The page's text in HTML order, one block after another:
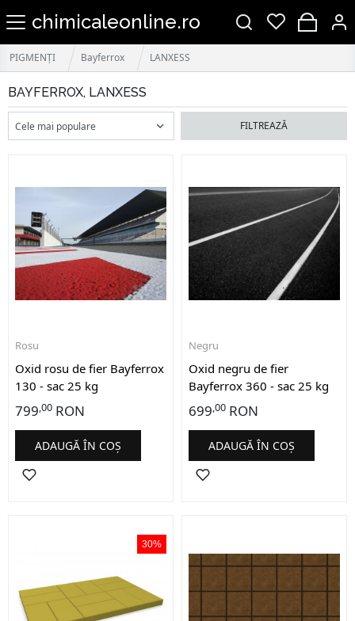
chimicaleonline.ro
PIGMENȚI Bayferrox LANXESS
BAYFERROX, LANXESS
FILTREAZĂ
Oxid rosu de fier Bayferrox
130 - sac 25 kg
Rosu
799,00 RON
ADAUGĂ ÎN COȘ
Oxid negru de fier
Bayferrox 360 - sac 25 kg
Negru
699,00 RON
ADAUGĂ ÎN COȘ
30%